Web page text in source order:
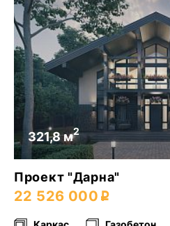
321,8 м2
Проект "Дарна"
22 526 000